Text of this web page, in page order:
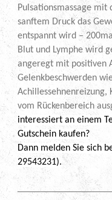
Pulsationsmassage
sanftem Druck das
entspannt wird –
Blut und Lymphe wird
angeregt mit positiven
Gelenkbeschwerden
Achillessehnenreizung,
vom Rückenbereich
interessiert an einem
Gutschein kaufen?
Dann melden Sie sich
29543231).